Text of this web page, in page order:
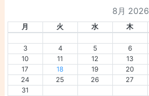
8月 2026
月 火 水 木
3
4 5 6
10
11 12 13
17
18 19 20
24
25 26 27
31